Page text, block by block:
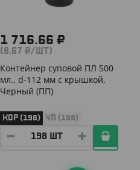
1 716.66 ₽
(8.67 ₽/ШТ)
Контейнер суповой ПЛ 500
мл., d-112 мм с крышкой,
Черный (ПП)
КОР (198) УП (198)